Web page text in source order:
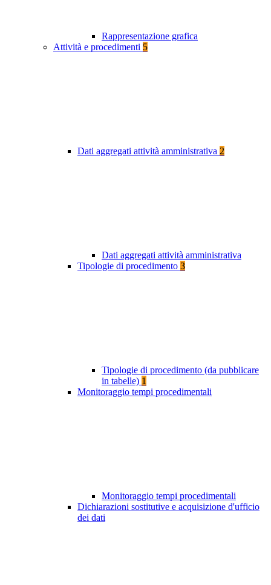
Rappresentazione grafica
Attività e procedimenti 5
Dati aggregati attività amministrativa 2
Dati aggregati attività amministrativa
Tipologie di procedimento 3
Tipologie di procedimento (da pubblicare
in tabelle) 1
Monitoraggio tempi procedimentali
Monitoraggio tempi procedimentali
Dichiarazioni sostitutive e acquisizione d'ufficio
dei dati